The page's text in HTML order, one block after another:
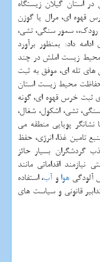
استان گیلان زیستگاه
قهوه ای، مرال یا گوزن
رودک،، سمور سنگی، تشی،
داد: بمنظور برآورد
زیست املش در چند
تله ای، موفق به ثبت
محیط زیست استان
ثبت خرس قهوه ای، گونه
تشی، اشکول، شغال،
نشانگر پویایی منطقه می
تامین غذا، انرژی، حفظ
بسیار حائز
اقداماتی مانند
آلودگیهواو آب، استفاده
قانونی و سیاست های